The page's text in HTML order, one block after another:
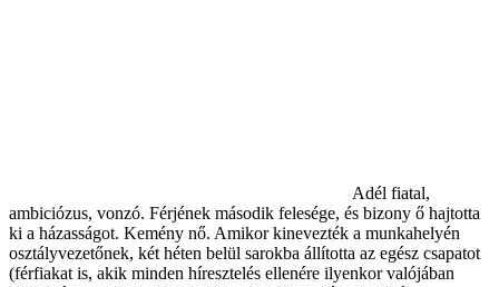
Adél fiatal,
ambiciózus, vonzó. Férjének második felesége, és bizony ő hajtotta
ki a házasságot. Kemény nő. Amikor kinevezték a munkahelyén
osztályvezetőnek, két héten belül sarokba állította az egész csapatot
(férfiakat is, akik minden híresztelés ellenére ilyenkor valójában